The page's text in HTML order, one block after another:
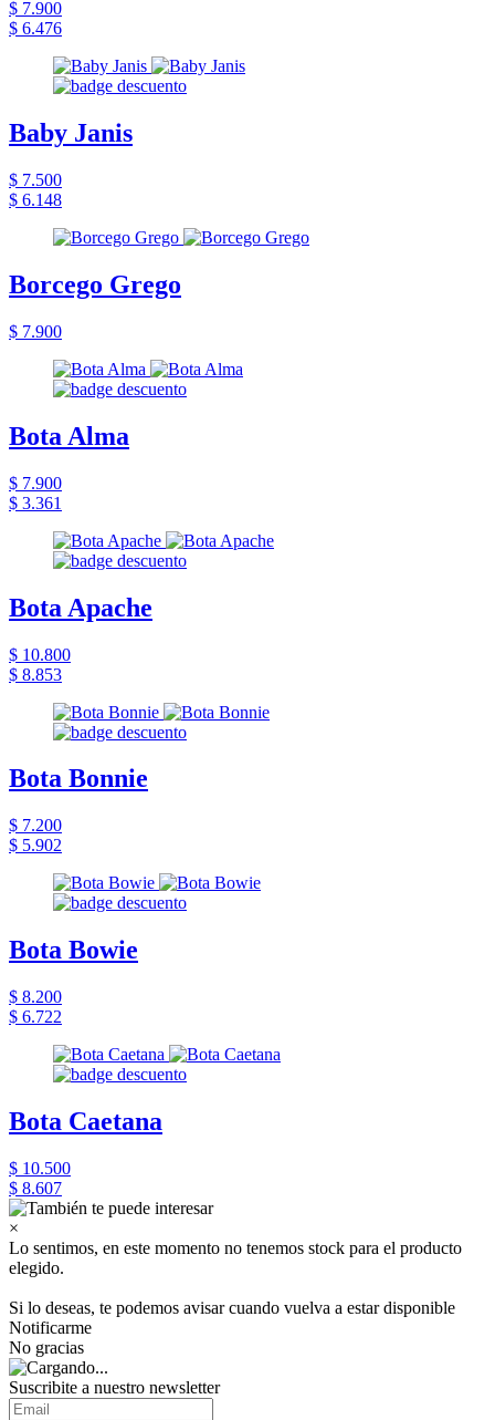
$ 7.900
$ 6.476
Baby Janis
$ 7.500
$ 6.148
Borcego Grego
$ 7.900
Bota Alma
$ 7.900
$ 3.361
Bota Apache
$ 10.800
$ 8.853
Bota Bonnie
$ 7.200
$ 5.902
Bota Bowie
$ 8.200
$ 6.722
Bota Caetana
$ 10.500
$ 8.607
×
Lo sentimos, en este momento no tenemos stock para el producto
elegido.
Si lo deseas, te podemos avisar cuando vuelva a estar disponible
Notificarme
No gracias
Suscribite a nuestro newsletter